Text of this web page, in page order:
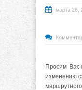
марта 26,
Просим Вас
изменению